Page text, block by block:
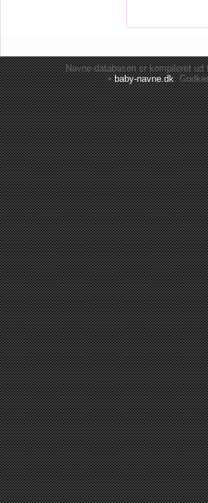
Navne-databasen er kompileret
•baby-navne.dk: